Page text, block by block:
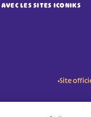
LES SITES ICONIKS
•Site